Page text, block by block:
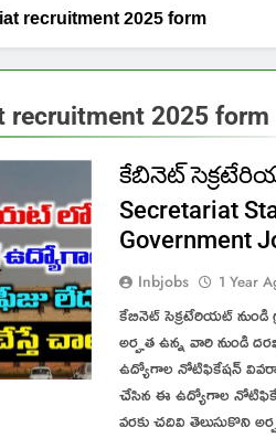
recruitment 2025 form
recruitment 2025 form
కేబినెట్
Secretariat
Government
Inbjobs 1 Year
కేబినెట్ సెక్రటేరియట్ నుండి
అర్హత ఉన్న వారి నుండి
ఉద్యోగాల నోటిఫికేషన్
చేసిన ఈ ఉద్యోగాల
వరకు చదివి తెలుసుకొని